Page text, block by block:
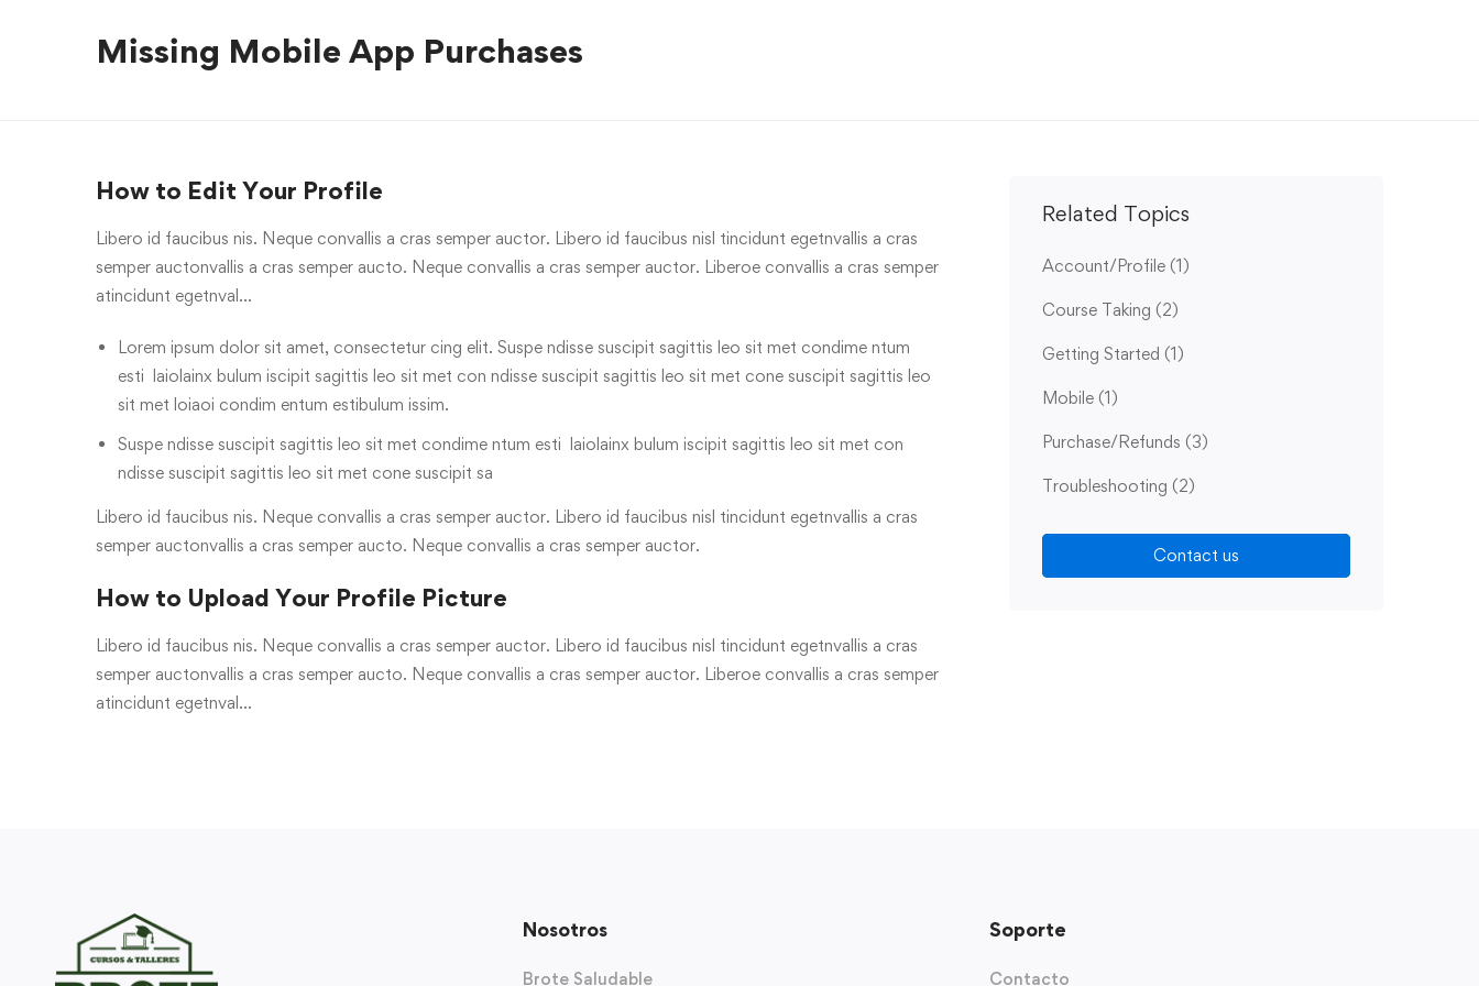
Missing Mobile App Purchases
How to Edit Your Profile
Libero id faucibus nis. Neque convallis a cras semper auctor. Libero id faucibus nisl tincidunt egetnvallis a cras
semper auctonvallis a cras semper aucto. Neque convallis a cras semper auctor. Liberoe convallis a cras semper
atincidunt egetnval…
Lorem ipsum dolor sit amet, consectetur cing elit. Suspe ndisse suscipit sagittis leo sit met condime ntum
esti laiolainx bulum iscipit sagittis leo sit met con ndisse suscipit sagittis leo sit met cone suscipit sagittis leo
sit met loiaoi condim entum estibulum issim.
Suspe ndisse suscipit sagittis leo sit met condime ntum esti laiolainx bulum iscipit sagittis leo sit met con
ndisse suscipit sagittis leo sit met cone suscipit sa
Libero id faucibus nis. Neque convallis a cras semper auctor. Libero id faucibus nisl tincidunt egetnvallis a cras
semper auctonvallis a cras semper aucto. Neque convallis a cras semper auctor.
How to Upload Your Profile Picture
Libero id faucibus nis. Neque convallis a cras semper auctor. Libero id faucibus nisl tincidunt egetnvallis a cras
semper auctonvallis a cras semper aucto. Neque convallis a cras semper auctor. Liberoe convallis a cras semper
atincidunt egetnval…
Related Topics
Account/Profile (1)
Course Taking (2)
Getting Started (1)
Mobile (1)
Purchase/Refunds (3)
Troubleshooting (2)
Contact us
Nosotros
Brote Saludable
Soporte
Contacto